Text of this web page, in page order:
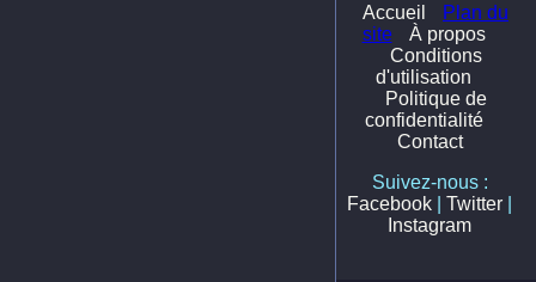
Accueil
Plan du
site
À propos
Conditions
d'utilisation
Politique de
confidentialité
Contact
Suivez-nous :
Facebook
Twitter
Instagram